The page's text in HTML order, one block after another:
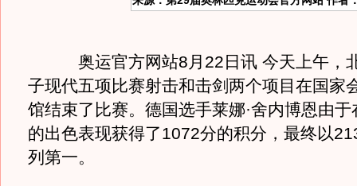
奥运官方网站8月22日讯 今天上午，
子现代五项比赛射击和击剑两个项目在国家
馆结束了比赛。德国选手莱娜·舍内博恩由
的出色表现获得了1072分的积分，最终以
列第一。